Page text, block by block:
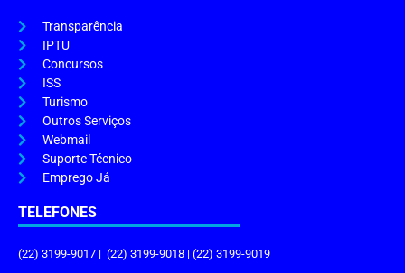
Transparência
IPTU
Concursos
ISS
Turismo
Outros Serviços
Webmail
Suporte Técnico
Emprego Já
TELEFONES
(22) 3199-9017 | (22) 3199-9018 | (22) 3199-9019